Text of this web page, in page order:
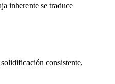
inherente se traduce
consistente,